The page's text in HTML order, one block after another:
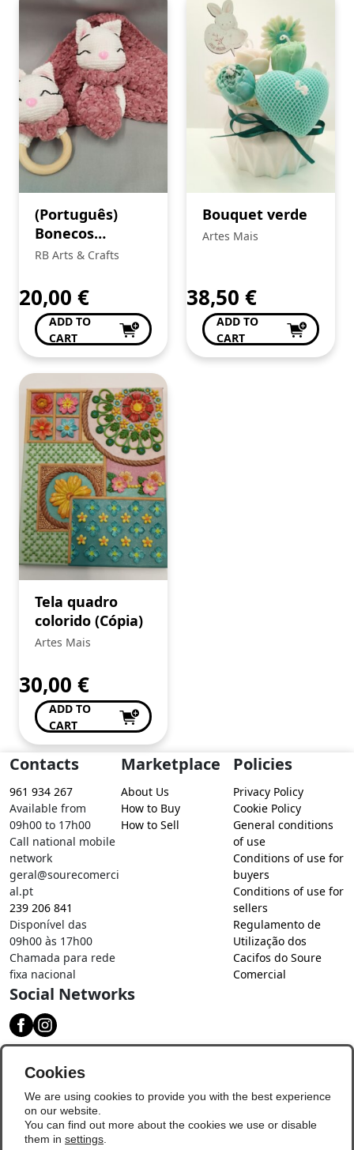
(Português)
Bonecos
Amigurumi
RB Arts & Crafts
20,00 €
ADD TO
CART
Bouquet verde
Artes Mais
38,50 €
ADD TO
CART
Tela quadro
colorido (Cópia)
Artes Mais
30,00 €
ADD TO
CART
Contacts
961 934 267
Available from
09h00 to 17h00
Call national mobile
network
geral@sourecomerci
al.pt
239 206 841
Disponível das
09h00 às 17h00
Chamada para rede
fixa nacional
Marketplace
About Us
How to Buy
How to Sell
Policies
Privacy Policy
Cookie Policy
General conditions
of use
Conditions of use for
buyers
Conditions of use for
sellers
Regulamento de
Utilização dos
Cacifos do Soure
Comercial
Social Networks
Cookies
We are using cookies to provide you with the best experience
on our website.
You can find out more about the cookies we use or disable
them in settings